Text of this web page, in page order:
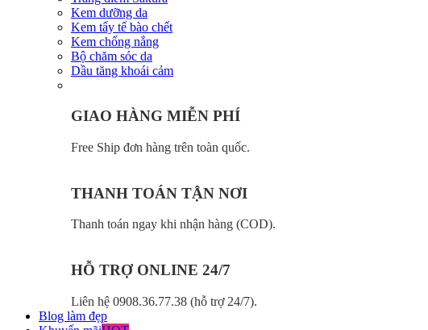
Kem dưỡng da
Kem tẩy tế bào chết
Kem chống nắng
Bộ chăm sóc da
Dầu tăng khoái cảm
GIAO HÀNG MIỄN PHÍ
Free Ship đơn hàng trên toàn quốc.
THANH TOÁN TẬN NƠI
Thanh toán ngay khi nhận hàng (COD).
HỖ TRỢ ONLINE 24/7
Liên hệ 0908.36.77.38 (hỗ trợ 24/7).
Blog làm đẹp